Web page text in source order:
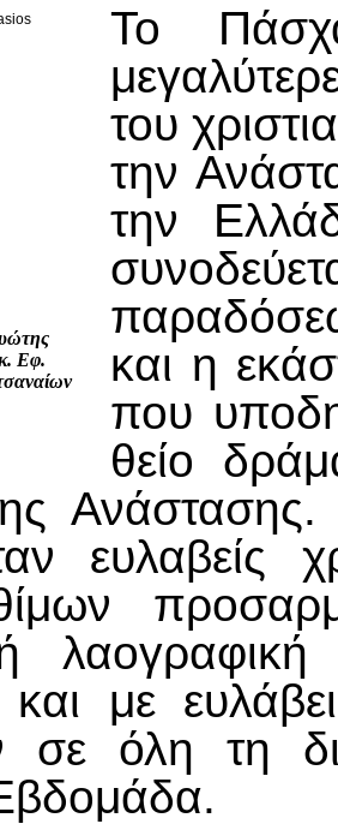
Εφ.
Το
του
την
την
και η
που
θείο
Ανάστασης.
ευλαβείς
με
σε όλη τη